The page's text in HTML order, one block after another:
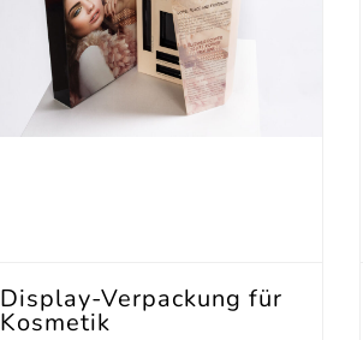
Display-Verpackung für
Kosmetik